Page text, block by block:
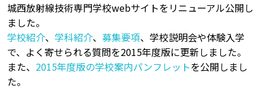
城西放射線技術専門学校webサイトをリニューアル公開し
ました。
学校紹介、 学科紹介、 募集要項、学校説明会や体験入学
で、よく寄せられる質問を2015年度版に更新しました。
また、 2015年度版の学校案内パンフレットを公開しまし
た。